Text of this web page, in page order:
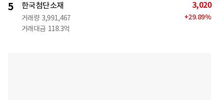
5 한국첨단소재
거래량 3,991,467
거래대금 118.3억
3,020
+29.89%